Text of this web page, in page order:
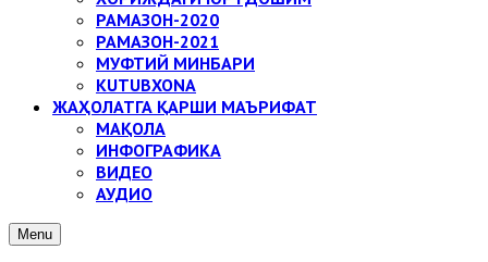
РАМАЗОН-2020
РАМАЗОН-2021
МУФТИЙ МИНБАРИ
KUTUBXONA
ЖАҲОЛАТГА ҚАРШИ МАЪРИФАТ
МАҚОЛА
ИНФОГРАФИКА
ВИДЕО
АУДИО
Menu